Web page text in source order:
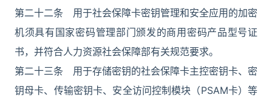
第二十二条 用于社会保障卡密钥管理和安全应用的加密
机须具有国家密码管理部门颁发的商用密码产品型号证
书，并符合人力资源社会保障部有关规范要求。
第二十三条 用于存储密钥的社会保障卡主控密钥卡、密
钥母卡、传输密钥卡、安全访问控制模块（PSAM卡）等